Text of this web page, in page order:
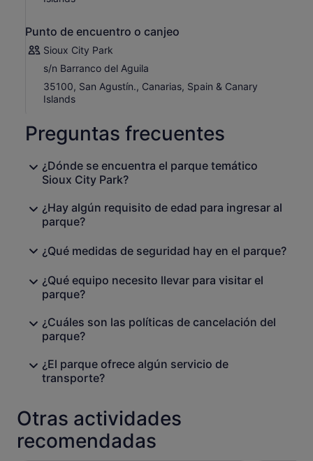
Punto de encuentro o canjeo
Sioux City Park
s/n Barranco del Aguila
35100, San Agustín., Canarias, Spain & Canary
Islands
Preguntas frecuentes
¿Dónde se encuentra el parque temático
Sioux City Park?
¿Hay algún requisito de edad para ingresar al
parque?
¿Qué medidas de seguridad hay en el parque?
¿Qué equipo necesito llevar para visitar el
parque?
¿Cuáles son las políticas de cancelación del
parque?
¿El parque ofrece algún servicio de
transporte?
Otras actividades
recomendadas